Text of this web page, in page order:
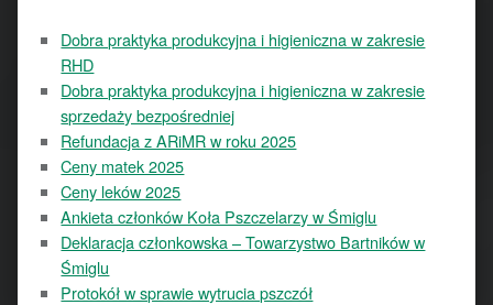
Dobra praktyka produkcyjna i higieniczna w zakresie
RHD
Dobra praktyka produkcyjna i higieniczna w zakresie
sprzedaży bezpośredniej
Refundacja z ARiMR w roku 2025
Ceny matek 2025
Ceny leków 2025
Ankieta członków Koła Pszczelarzy w Śmiglu
Deklaracja członkowska – Towarzystwo Bartników w
Śmiglu
Protokół w sprawie wytrucia pszczół